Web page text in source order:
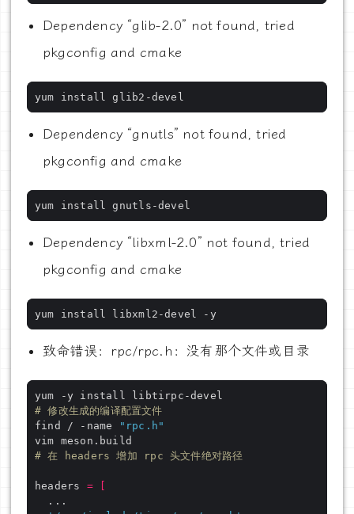
Dependency “glib-2.0” not found, tried
pkgconfig and cmake
Dependency “gnutls” not found, tried
pkgconfig and cmake
Dependency “libxml-2.0” not found, tried
pkgconfig and cmake
致命错误：rpc/rpc.h：没有那个文件或目录
# 修改生成的编译配置文件
find / -name
"rpc.h"
# 在 headers 增加 rpc 头文件绝对路径
headers =